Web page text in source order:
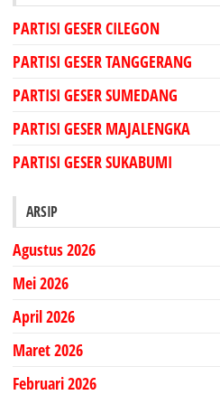
PARTISI GESER CILEGON
PARTISI GESER TANGGERANG
PARTISI GESER SUMEDANG
PARTISI GESER MAJALENGKA
PARTISI GESER SUKABUMI
ARSIP
Agustus 2026
Mei 2026
April 2026
Maret 2026
Februari 2026